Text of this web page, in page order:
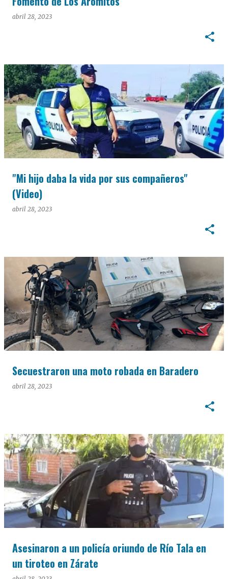
abril 28, 2023
"Mi hijo daba la vida por sus compañeros"
(Video)
abril 28, 2023
Secuestraron una moto robada en Baradero
abril 28, 2023
Asesinaron a un policía oriundo de Río Tala en
un tiroteo en Zárate